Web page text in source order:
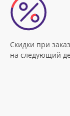
Скидки при
на следующий